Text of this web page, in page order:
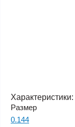
Характеристики:
Размер
0.144